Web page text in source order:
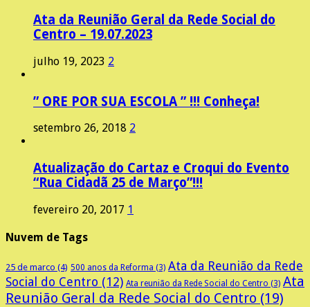
Ata da Reunião Geral da Rede Social do
Centro – 19.07.2023
julho 19, 2023 2
” ORE POR SUA ESCOLA ” !!! Conheça!
setembro 26, 2018 2
Atualização do Cartaz e Croqui do Evento
“Rua Cidadã 25 de Março”!!!
fevereiro 20, 2017 1
Nuvem de Tags
25 de marco (4) 500 anos da Reforma (3) Ata da Reunião da Rede
Social do Centro (12) Ata reunião da Rede Social do Centro (3) Ata
Reunião Geral da Rede Social do Centro (19)